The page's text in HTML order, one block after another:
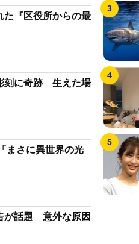
た『区役所からの最
刻に奇跡 生えた場
まさに異世界の光
が話題 意外な原因